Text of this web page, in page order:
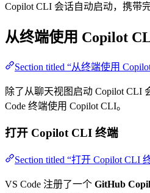
Copilot CLI 会话自动启动，携带
从终端使用 Copilot
Section titled “从终端使用
除了从聊天视图启动 Copilot CLI
Code 终端使用 Copilot CLI。
打开 Copilot CLI 终端
Section titled “打开 Copilot CLI
VS Code 注册了一个 GitHub